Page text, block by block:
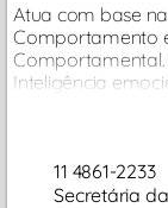
Atua com base
Comportamento
Comportamental.
Inteligência
extensão e
11 4861-2233
Secretária